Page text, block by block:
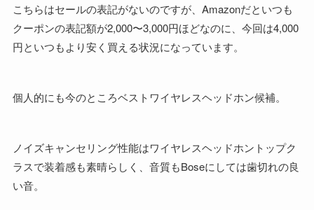
こちらはセールの表記がないのですが、Amazonだといつも
クーポンの表記額が2,000〜3,000円ほどなのに、今回は4,000
円といつもより安く買える状況になっています。
個人的にも今のところベストワイヤレスヘッドホン候補。
ノイズキャンセリング性能はワイヤレスヘッドホントップク
ラスで装着感も素晴らしく、音質もBoseにしては歯切れの良
い音。